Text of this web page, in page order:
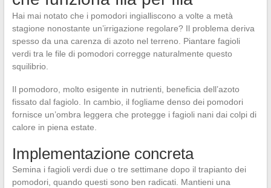
Hai mai notato che i pomodori ingialliscono a volte a metà
stagione nonostante un’irrigazione regolare? Il problema deriva
spesso da una carenza di azoto nel terreno. Piantare fagioli
verdi tra le file di pomodori corregge naturalmente questo
squilibrio.
Il pomodoro, molto esigente in nutrienti, beneficia dell’azoto
fissato dal fagiolo. In cambio, il fogliame denso dei pomodori
fornisce un’ombra leggera che protegge i fagioli nani dai colpi di
calore in piena estate.
Implementazione concreta
Semina i fagioli verdi due o tre settimane dopo il trapianto dei
pomodori, quando questi sono ben radicati. Mantieni una